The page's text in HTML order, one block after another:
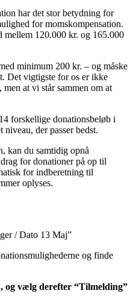
har det stor betydning for
for momskompensation.
mellem 120.000 kr. og 165.000
minimum 200 kr. – og måske
Det vigtigste for os er ikke
at vi står sammen om at
forskellige donationsbeløb i
der passer bedst.
kan du samtidig opnå
for donationer på op til
for indberetning til
oplyses.
/ Dato 13 Maj”
og finde
og vælg derefter “Tilmelding”